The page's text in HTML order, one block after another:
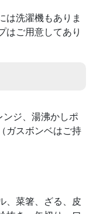
は洗濯機もありま
はご用意してあり
ジ、湯沸かしポ
ガスボンベはご持
、菜箸、ざる、皮